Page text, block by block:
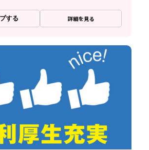
する 詳細を見る